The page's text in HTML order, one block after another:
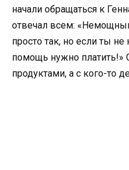
начали обращаться к
отвечал всем:
просто так, но если ты
помощь нужно платить!»
продуктами, а с кого-то